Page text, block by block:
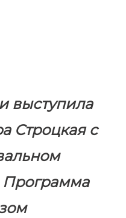
выступила
Строцкая с
Программа